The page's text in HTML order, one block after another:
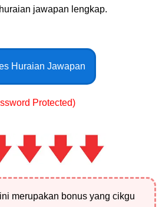
jawapan lengkap.
Huraian Jawapan
Protected)
merupakan bonus yang cikgu